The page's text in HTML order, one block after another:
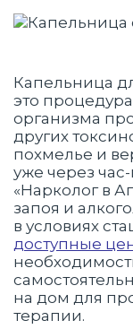
Капельница
это
организма
других
похмелье и
уже через
«Нарколог в
запоя и
в условиях
доступные
на дом для
терапии.